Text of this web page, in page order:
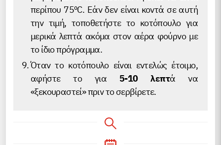
περίπου 75ºC. Εάν δεν είναι κοντά σε αυτή
την τιμή, τοποθετήστε το κοτόπουλο για
μερικά λεπτά ακόμα στον αέρα φούρνο με
το ίδιο πρόγραμμα.
Όταν το κοτόπουλο είναι εντελώς έτοιμο,
αφήστε το για 5-10 λεπτά να
«ξεκουραστεί» πριν το σερβίρετε.